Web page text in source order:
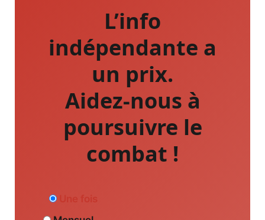
L’info
indépendante a
un prix.
Aidez-nous à
poursuivre le
combat !